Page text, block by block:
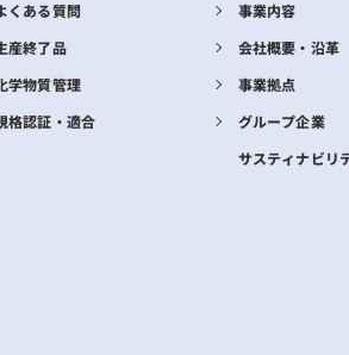
くある質問
産終了品
学物質管理
格認証・適合
事業内容
会社概要・沿革
事業拠点
グループ企業
サスティナビリ